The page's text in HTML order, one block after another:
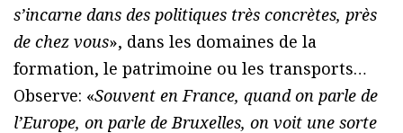
s’incarne dans des politiques très concrètes, près
de chez vous», dans les domaines de la
formation, le patrimoine ou les transports…
Observe: «Souvent en France, quand on parle de
l’Europe, on parle de Bruxelles, on voit une sorte